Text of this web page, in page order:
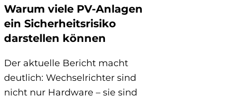
Warum viele PV-Anlagen
ein Sicherheitsrisiko
darstellen können
Der aktuelle Bericht macht
deutlich: Wechselrichter sind
nicht nur Hardware – sie sind